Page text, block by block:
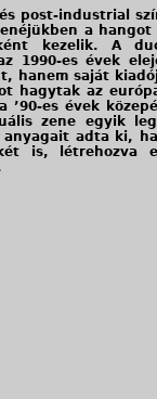
post-industrial
a
kezelik. A
1990-es évek
hanem saját
hagytak az
’90-es évek
zene egyik
anyagait adta ki,
is, létrehozva